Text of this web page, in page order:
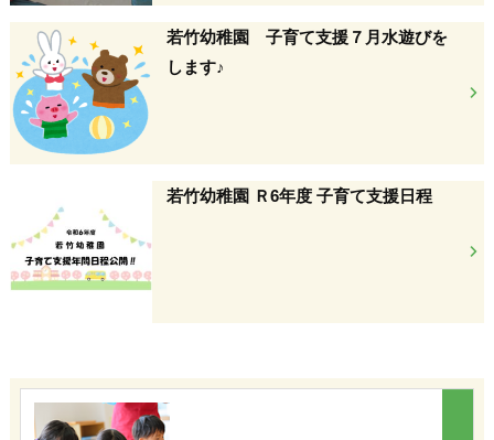
若竹幼稚園 子育て支援７月水遊びを
します♪
若竹幼稚園 Ｒ6年度 子育て支援日程